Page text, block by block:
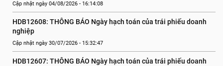
Cập nhật ngày 04/08/2026 - 16:14:08
HDB12608: THÔNG BÁO Ngày hạch toán của trái phiếu doanh
nghiệp
Cập nhật ngày 30/07/2026 - 15:32:47
HDB12607: THÔNG BÁO Ngày hạch toán của trái phiếu doanh